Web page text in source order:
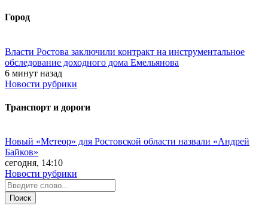
Город
Власти Ростова заключили контракт на инструментальное
обследование доходного дома Емельянова
6 минут назад
Новости рубрики
Транспорт и дороги
Новый «Метеор» для Ростовской области назвали «Андрей
Байков»
сегодня, 14:10
Новости рубрики